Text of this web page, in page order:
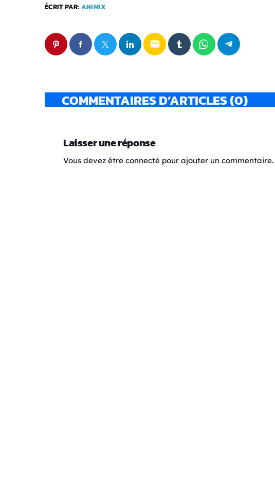
ÉCRIT PAR: ANIMIX
email
COMMENTAIRES D’ARTICLES (0)
Laisser une réponse
Vous devez être connecté pour ajouter un commentaire.